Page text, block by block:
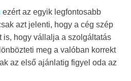
ezért az egyik legfontosabb
azt jelenti, hogy a cég szép
is, hogy vállalja a szolgáltatás
meg a valóban korrekt
az első ajánlatig figyel oda az